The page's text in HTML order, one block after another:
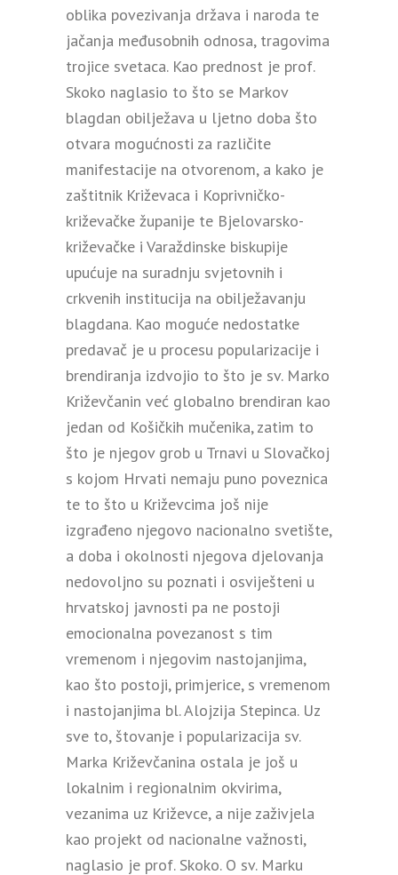
oblika povezivanja država i naroda te
jačanja međusobnih odnosa, tragovima
trojice svetaca. Kao prednost je prof.
Skoko naglasio to što se Markov
blagdan obilježava u ljetno doba što
otvara mogućnosti za različite
manifestacije na otvorenom, a kako je
zaštitnik Križevaca i Koprivničko-
križevačke županije te Bjelovarsko-
križevačke i Varaždinske biskupije
upućuje na suradnju svjetovnih i
crkvenih institucija na obilježavanju
blagdana. Kao moguće nedostatke
predavač je u procesu popularizacije i
brendiranja izdvojio to što je sv. Marko
Križevčanin već globalno brendiran kao
jedan od Košičkih mučenika, zatim to
što je njegov grob u Trnavi u Slovačkoj
s kojom Hrvati nemaju puno poveznica
te to što u Križevcima još nije
izgrađeno njegovo nacionalno svetište,
a doba i okolnosti njegova djelovanja
nedovoljno su poznati i osviješteni u
hrvatskoj javnosti pa ne postoji
emocionalna povezanost s tim
vremenom i njegovim nastojanjima,
kao što postoji, primjerice, s vremenom
i nastojanjima bl. Alojzija Stepinca. Uz
sve to, štovanje i popularizacija sv.
Marka Križevčanina ostala je još u
lokalnim i regionalnim okvirima,
vezanima uz Križevce, a nije zaživjela
kao projekt od nacionalne važnosti,
naglasio je prof. Skoko. O sv. Marku